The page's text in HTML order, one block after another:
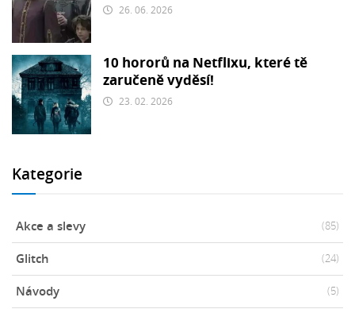
26. 06. 2026
10 hororů na Netflixu, které tě
zaručeně vyděsí!
23. 02. 2026
Kategorie
Akce a slevy (85)
Glitch (24)
Návody (5)